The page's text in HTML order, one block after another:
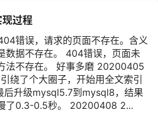
过程
错误，请求的页面不存在。含义
数据不存在。 404错误，页面未
法不存在。 好事多磨 20200405
绕了个大圈子，开始用全文索引
后升级mysql5.7到mysql8，结果
了0.3-0.5秒。 20200408 2...